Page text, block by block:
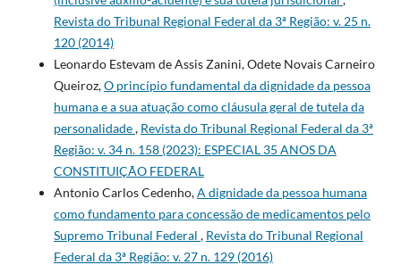
Revista do Tribunal Regional Federal da 3ª Região: v. 25 n.
120 (2014)
Leonardo Estevam de Assis Zanini, Odete Novais Carneiro
Queiroz,O princípio fundamental da dignidade da pessoa
humana e a sua atuação como cláusula geral de tutela da
personalidade, Revista do Tribunal Regional Federal da 3ª
Região: v. 34 n. 158 (2023): ESPECIAL 35 ANOS DA
CONSTITUIÇÃO FEDERAL
Antonio Carlos Cedenho,A dignidade da pessoa humana
como fundamento para concessão de medicamentos pelo
Supremo Tribunal Federal , Revista do Tribunal Regional
Federal da 3ª Região: v. 27 n. 129 (2016)